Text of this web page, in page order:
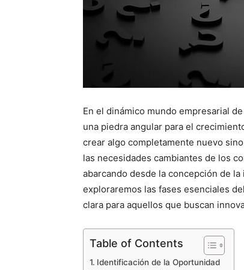
En el dinámico mundo empresarial
una piedra angular para el
crear algo completamente nuevo
las necesidades cambiantes de los
abarcando desde la concepción de
exploraremos las fases esenciales
clara para aquellos que buscan
Table of Contents
Identificación de la Oportunidad